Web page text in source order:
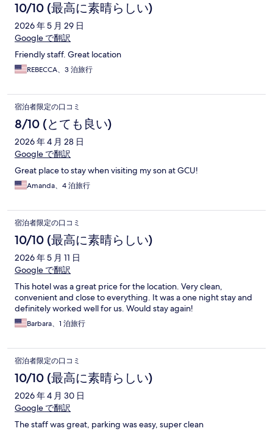
10/10 (最高に素晴らしい)
2026 年 5 月 29 日
Google で翻訳
Friendly staff. Great location
REBECCA、3 泊旅行
宿泊者限定の口コミ
8/10 (とても良い)
2026 年 4 月 28 日
Google で翻訳
Great place to stay when visiting my son at GCU!
Amanda、4 泊旅行
宿泊者限定の口コミ
10/10 (最高に素晴らしい)
2026 年 5 月 11 日
Google で翻訳
This hotel was a great price for the location. Very clean,
convenient and close to everything. It was a one night stay and
definitely worked well for us. Would stay again!
Barbara、1 泊旅行
宿泊者限定の口コミ
10/10 (最高に素晴らしい)
2026 年 4 月 30 日
Google で翻訳
The staff was great, parking was easy, super clean